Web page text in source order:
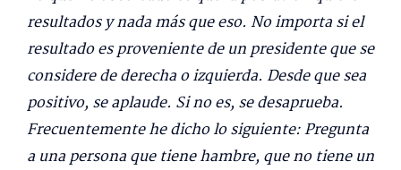
resultados y nada más que eso. No importa si el
resultado es proveniente de un presidente que se
considere de derecha o izquierda. Desde que sea
positivo, se aplaude. Si no es, se desaprueba.
Frecuentemente he dicho lo siguiente: Pregunta
a una persona que tiene hambre, que no tiene un